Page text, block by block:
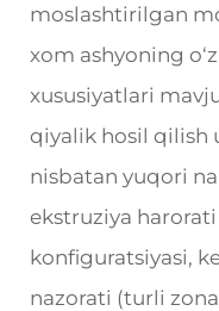
moslashtirilgan
xom ashyoning
xususiyatlari
qiyalik hosil qilish
nisbatan yuqori
ekstruziya
konfiguratsiyasi,
nazorati (turli